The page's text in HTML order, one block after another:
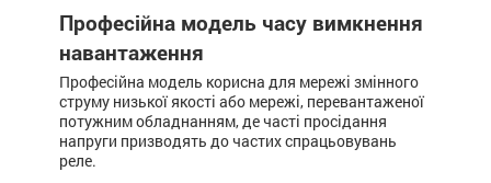
Професійна модель часу вимкнення
навантаження
Професійна модель корисна для мережі змінного
струму низької якості або мережі, перевантаженої
потужним обладнанням, де часті просідання
напруги призводять до частих спрацьовувань
реле.